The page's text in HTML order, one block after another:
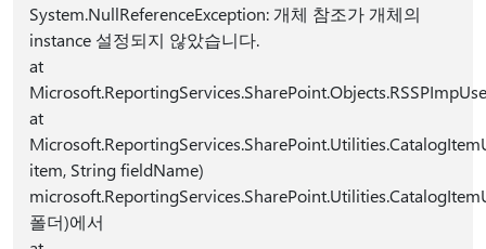
System.NullReferenceException: 개체 참조가 개체의
instance 설정되지 않았습니다.
at
at
item, String fieldName)
폴더)에서